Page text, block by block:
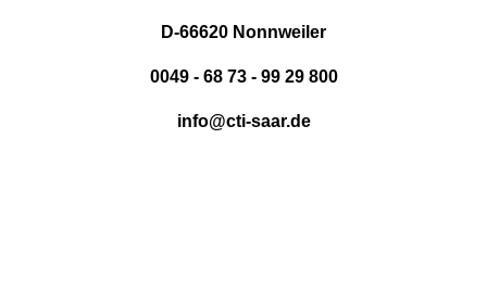
D-66620 Nonnweiler
0049 - 68 73 - 99 29 800
info@cti-saar.de